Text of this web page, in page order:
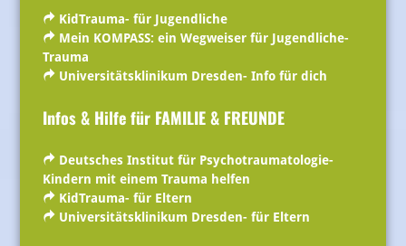
KidTrauma- für Jugendliche
Mein KOMPASS: ein Wegweiser für Jugendliche-
Trauma
Universitätsklinikum Dresden- Info für dich
Infos & Hilfe für FAMILIE& FREUNDE
Deutsches Institut für Psychotraumatologie-
Kindern mit einem Trauma helfen
KidTrauma- für Eltern
Universitätsklinikum Dresden- für Eltern